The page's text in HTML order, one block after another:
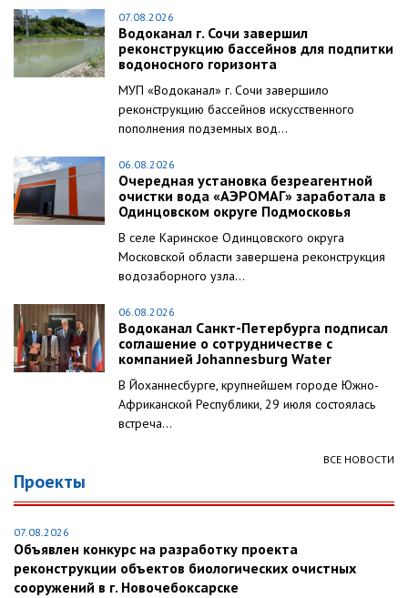
07.08.2026
Водоканал г. Сочи завершил
реконструкцию бассейнов для подпитки
водоносного горизонта
МУП «Водоканал» г. Сочи завершило
реконструкцию бассейнов искусственного
пополнения подземных вод...
06.08.2026
Очередная установка безреагентной
очистки вода «АЭРОМАГ» заработала в
Одинцовском округе Подмосковья
В селе Каринское Одинцовского округа
Московской области завершена реконструкция
водозаборного узла...
06.08.2026
Водоканал Санкт-Петербурга подписал
соглашение о сотрудничестве с
компанией Johannesburg Water
В Йоханнесбурге, крупнейшем городе Южно-
Африканской Республики, 29 июля состоялась
встреча...
ВСЕ НОВОСТИ
Проекты
07.08.2026
Объявлен конкурс на разработку проекта
реконструкции объектов биологических очистных
сооружений в г. Новочебоксарске